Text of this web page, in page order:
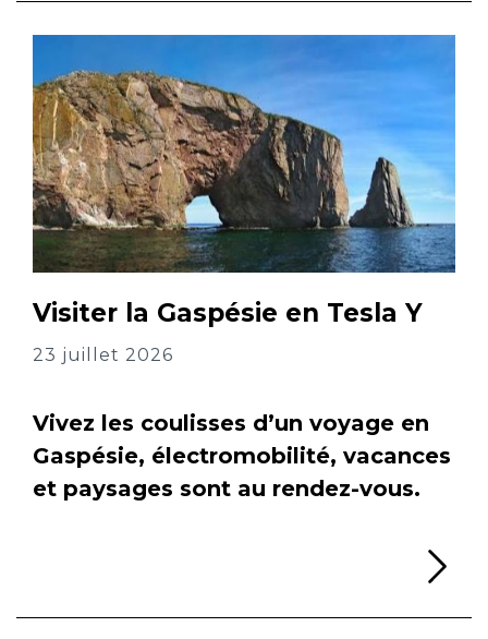
Visiter la Gaspésie en Tesla Y
23 juillet 2026
Vivez les coulisses d’un voyage en
Gaspésie, électromobilité, vacances
et paysages sont au rendez-vous.